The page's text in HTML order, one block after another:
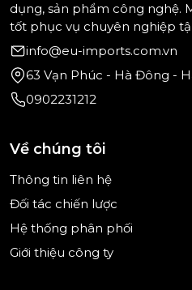
dụng, sản phẩm công nghệ.
tốt phục vụ chuyên nghiệp
info@eu-imports.com.vn
63 Vạn Phúc - Hà Đông -
0902231212
Về chúng tôi
Thông tin liên hệ
Đối tác chiến lược
Hệ thống phân phối
Giới thiệu công ty